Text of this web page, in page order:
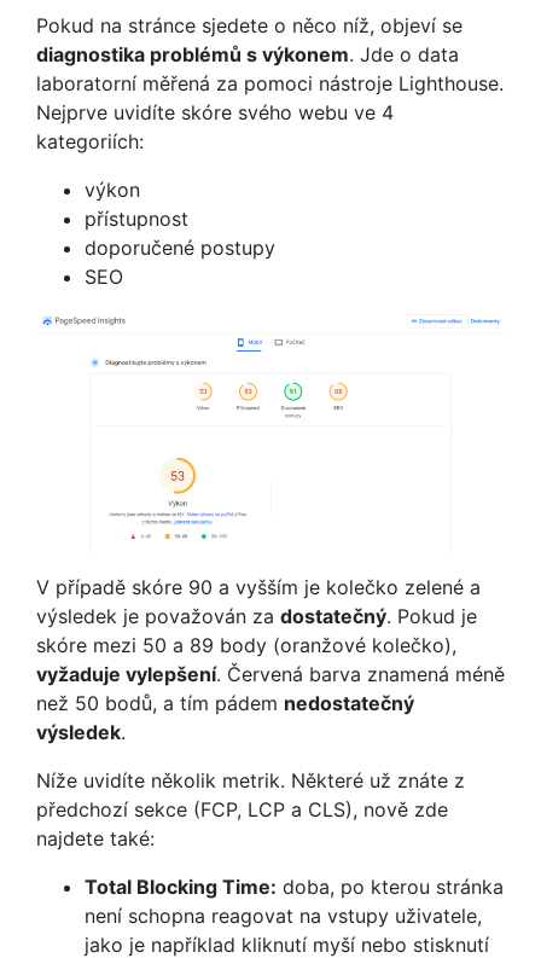
Pokud na stránce sjedete o něco níž, objeví se
diagnostika problémů s výkonem. Jde o data
laboratorní měřená za pomoci nástroje Lighthouse.
Nejprve uvidíte skóre svého webu ve 4
kategoriích:
výkon
přístupnost
doporučené postupy
SEO
V případě skóre 90 a vyšším je kolečko zelené a
výsledek je považován za dostatečný. Pokud je
skóre mezi 50 a 89 body (oranžové kolečko),
vyžaduje vylepšení. Červená barva znamená méně
než 50 bodů, a tím pádem nedostatečný
výsledek.
Níže uvidíte několik metrik. Některé už znáte z
předchozí sekce (FCP, LCP a CLS), nově zde
najdete také:
Total Blocking Time: doba, po kterou stránka
není schopna reagovat na vstupy uživatele,
jako je například kliknutí myší nebo stisknutí